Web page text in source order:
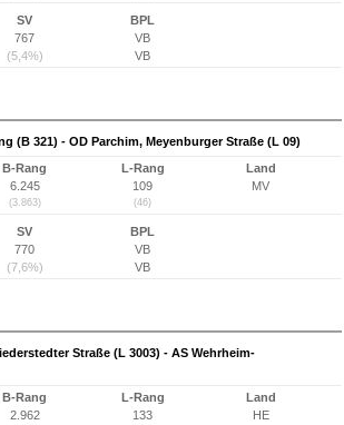
SV
767
(5,4%)
BPL
VB
VB
(B 321) - OD Parchim, Meyenburger Straße (L 09)
B-Rang
6.245
(3.863)
L-Rang
109
(46)
Land
MV
SV
770
(7,6%)
BPL
VB
VB
Straße (L 3003) - AS Wehrheim-
B-Rang
2.962
L-Rang
133
Land
HE